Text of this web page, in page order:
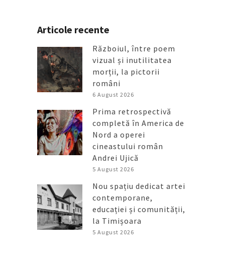
Articole recente
Războiul, între poem
vizual și inutilitatea
morții, la pictorii
români
6 August 2026
Prima retrospectivă
completă în America de
Nord a operei
cineastului român
Andrei Ujică
5 August 2026
Nou spațiu dedicat artei
contemporane,
educației și comunității,
la Timișoara
5 August 2026